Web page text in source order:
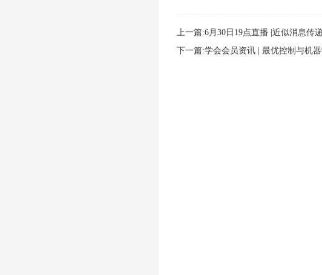
上一篇:6月30日19点直播 |近似消息传
下一篇:学会会员资讯 | 最优控制与机